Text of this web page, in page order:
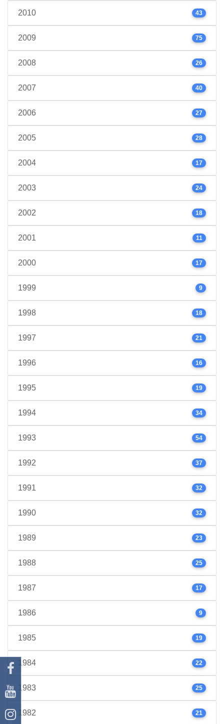
2010 43
2009 75
2008 26
2007 40
2006 27
2005 28
2004 17
2003 24
2002 18
2001 11
2000 17
1999 9
1998 18
1997 21
1996 16
1995 19
1994 34
1993 54
1992 37
1991 32
1990 32
1989 23
1988 25
1987 17
1986 9
1985 19
1984 22
1983 25
1982 21